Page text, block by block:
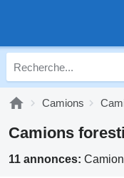
Camions
Camions
11 annonces: